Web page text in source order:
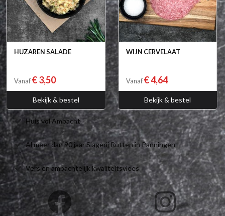
HUZAREN SALADE
Vanaf € 3,50
Bekijk & bestel
WIJN CERVELAAT
Vanaf € 4,64
Bekijk & bestel
Huis vol Ambacht
Al meer dan 90 jaar Slagerij Rutten in Panningen
Vers en ambachtelijk kwaliteitsvlees